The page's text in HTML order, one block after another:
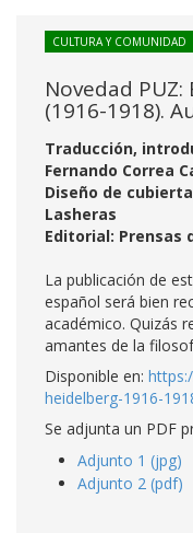
CULTURA Y COMUNIDAD
Novedad
(1916-1918).
Traducción,
Fernando Correa
Diseño de
Lasheras
Editorial: Prensas
La publicación de
español será bien
académico. Quizás
amantes de la
Disponible en:
heidelberg-1916-
Se adjunta un PDF
Adjunto 1 (jpg)
Adjunto 2 (pdf)